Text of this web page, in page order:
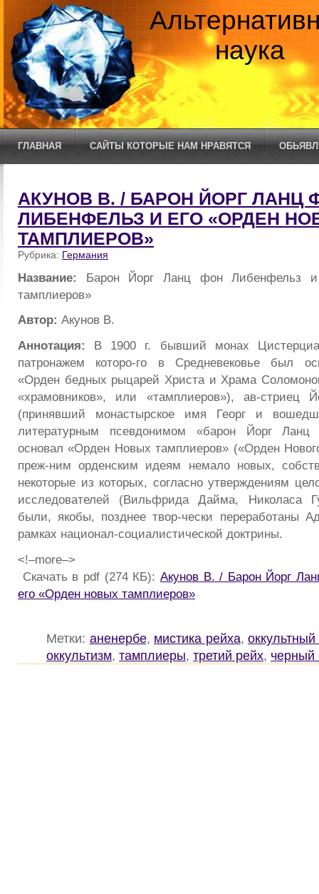
наука
ГЛАВНАЯ САЙТЫ КОТОРЫЕ НАМ НРАВЯТСЯ
АКУНОВ В. / БАРОН ЙОРГ ЛАНЦ
ЛИБЕНФЕЛЬЗ И ЕГО «ОРДЕН
ТАМПЛИЕРОВ»
Рубрика: Германия
Название: Барон Йорг Ланц фон Либенфельз
тамплиеров»
Автор: Акунов В.
Аннотация: В 1900 г. бывший монах
патронажем которо-го в Средневековье был
«Орден бедных рыцарей Христа и Храма
«храмовников», или «тамплиеров»), ав-
(принявший монастырское имя Георг и
литературным псевдонимом «барон Йорг
основал «Орден Новых тамплиеров» («Орден
преж-ним орденским идеям немало новых,
некоторые из которых, согласно утверждениям
исследователей (Вильфрида Дайма, Николаса
были, якобы, позднее твор-чески переработаны
рамках национал-социалистической доктрины.
<!–more–>
Скачать в pdf (274 КБ): Акунов В. / Барон Йорг
его «Орден новых тамплиеров»
Метки: аненербе, мистика рейха,
оккультизм, тамплиеры, третий рейх, черный